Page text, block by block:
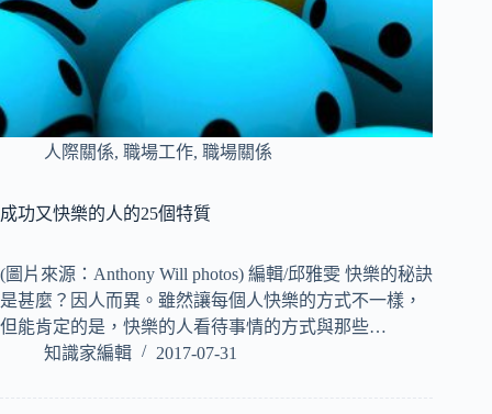
人際關係, 職場工作, 職場關係
成功又快樂的人的25個特質
(圖片來源：Anthony Will photos) 編輯/邱雅雯 快樂的秘訣
是甚麼？因人而異。雖然讓每個人快樂的方式不一樣，
但能肯定的是，快樂的人看待事情的方式與那些…
知識家編輯
2017-07-31